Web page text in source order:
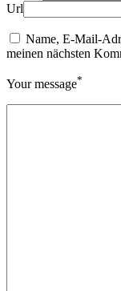
Url
Name, E-Mail-
meinen nächsten
Your message*